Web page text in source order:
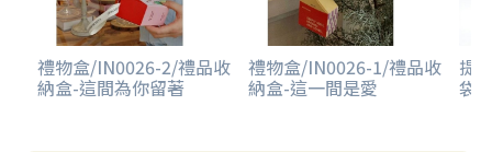
禮物盒/IN0026-2/禮品收
納盒-這間為你留著
禮物盒/IN0026-1/禮品收
納盒-這一間是愛
提
袋-